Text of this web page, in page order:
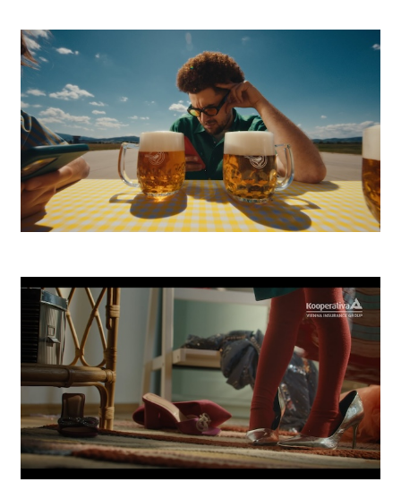
Kaufland Lupiči
Zlatý Bažant Pohoda